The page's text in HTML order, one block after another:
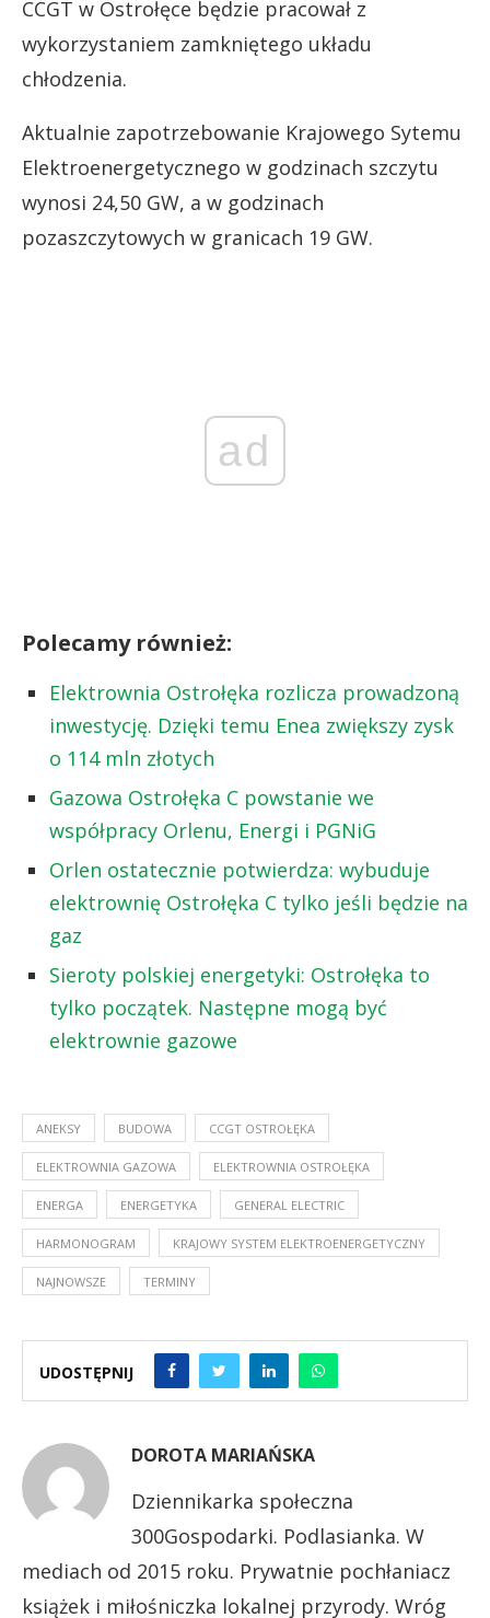
CCGT w Ostrołęce będzie pracował z
wykorzystaniem zamkniętego układu
chłodzenia.
Aktualnie zapotrzebowanie Krajowego Sytemu
Elektroenergetycznego w godzinach szczytu
wynosi 24,50 GW, a w godzinach
pozaszczytowych w granicach 19 GW.
ad
Polecamy również:
Elektrownia Ostrołęka rozlicza prowadzoną
inwestycję. Dzięki temu Enea zwiększy zysk
o 114 mln złotych
Gazowa Ostrołęka C powstanie we
współpracy Orlenu, Energi i PGNiG
Orlen ostatecznie potwierdza: wybuduje
elektrownię Ostrołęka C tylko jeśli będzie na
gaz
Sieroty polskiej energetyki: Ostrołęka to
tylko początek. Następne mogą być
elektrownie gazowe
ANEKSY BUDOWA CCGT OSTROŁĘKA
ELEKTROWNIA GAZOWA ELEKTROWNIA OSTROŁĘKA
ENERGA ENERGETYKA GENERAL ELECTRIC
HARMONOGRAM KRAJOWY SYSTEM ELEKTROENERGETYCZNY
NAJNOWSZE TERMINY
UDOSTĘPNIJ
DOROTA MARIAŃSKA
Dziennikarka społeczna
300Gospodarki. Podlasianka. W
mediach od 2015 roku. Prywatnie pochłaniacz
książek i miłośniczka lokalnej przyrody. Wróg